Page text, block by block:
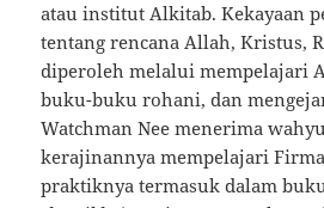
atau institut Alkitab. Kekayaan
tentang rencana Allah, Kristus,
diperoleh melalui mempelajari
buku-buku rohani, dan
Watchman Nee menerima
kerajinannya mempelajari
praktiknya termasuk dalam